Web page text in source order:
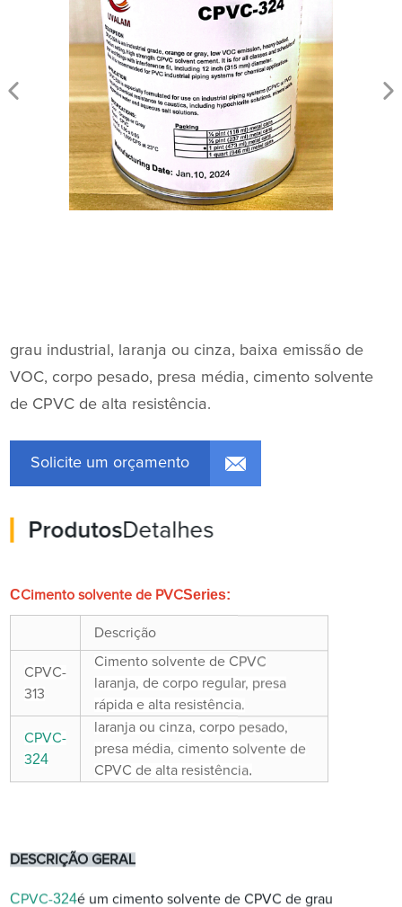
grau industrial, laranja ou cinza, baixa emissão de
VOC, corpo pesado, presa média, cimento solvente
de CPVC de alta resistência.
Solicite um orçamento
ProdutosDetalhes
CCimento solvente de PVCSeries:
Descrição
CPVC-
313
Cimento solvente de CPVC
laranja, de corpo regular, presa
rápida e alta resistência.
CPVC-
324
laranja ou cinza, corpo pesado,
presa média, cimento solvente de
CPVC de alta resistência.
DESCRIÇÃO GERAL
CPVC-324é um cimento solvente de CPVC de grau